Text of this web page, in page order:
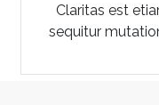
Claritas est
sequitur